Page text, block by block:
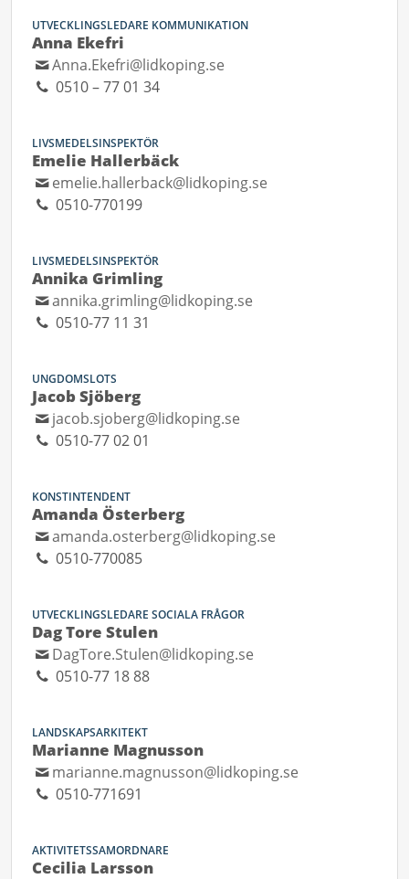
UTVECKLINGSLEDARE KOMMUNIKATION
Anna Ekefri
Anna.Ekefri@lidkoping.se
0510 – 77 01 34
LIVSMEDELSINSPEKTÖR
Emelie Hallerbäck
emelie.hallerback@lidkoping.se
0510-770199
LIVSMEDELSINSPEKTÖR
Annika Grimling
annika.grimling@lidkoping.se
0510-77 11 31
UNGDOMSLOTS
Jacob Sjöberg
jacob.sjoberg@lidkoping.se
0510-77 02 01
KONSTINTENDENT
Amanda Österberg
amanda.osterberg@lidkoping.se
0510-770085
UTVECKLINGSLEDARE SOCIALA FRÅGOR
Dag Tore Stulen
DagTore.Stulen@lidkoping.se
0510-77 18 88
LANDSKAPSARKITEKT
Marianne Magnusson
marianne.magnusson@lidkoping.se
0510-771691
AKTIVITETSSAMORDNARE
Cecilia Larsson